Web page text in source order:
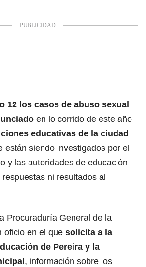
12 los casos de abuso sexual
en lo corrido de este año
educativas de la ciudad
están siendo investigados por el
y las autoridades de educación
ni resultados al
Procuraduría General de la
oficio en el que solicita a la
de Pereira y la
, información sobre los